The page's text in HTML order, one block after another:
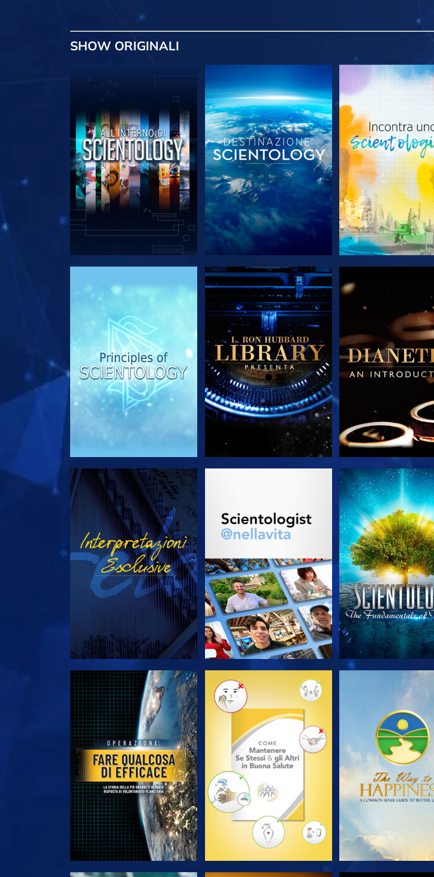
SHOW ORIGINALI
ESPLORA LE SERIE ESPLORA LE SERIE ESPLORA LE SERIE
GUARDA GUARDA
ESPLORA LE SERIE ESPLORA LE SERIE